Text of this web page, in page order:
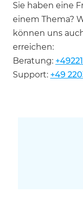
Sie haben eine
einem Thema?
können uns
erreichen:
Beratung:
Support: +49